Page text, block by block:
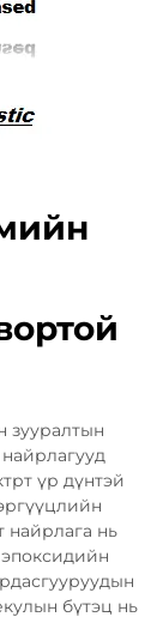
зууралтын
үр дүнтэй
найрлага нь
бүтэц нь